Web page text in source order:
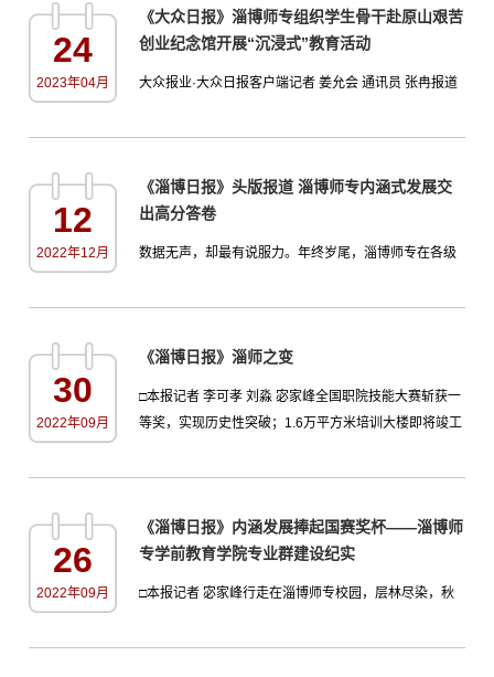
通过信任之旅、你画我猜、巧运乒乓、步步惊心、同舟
共济、反向挑战、水杯吹气、智慧答题等活动，拉开了
2023年5·25心理健康活动月的序幕。通过内容丰富、形
24
2023年04月
《大众日报》淄博师专组织学生骨干赴原山艰苦
创业纪念馆开展“沉浸式”教育活动
大众报业·大众日报客户端记者 姜允会 通讯员 张冉报道
精神，4月8日，淄博师范高等专科学校组织学生代表赴
教育活动的有网络思政教育品牌“易班”学生工作站学生干
部，2022级班级心理委员、以及学生代表等，共175
12
2022年12月
《淄博日报》头版报道 淄博师专内涵式发展交
出高分答卷
​数据无声，却最有说服力。年终岁尾，淄博师专在各级
量的新突破，为学校内涵式发展交出高分答卷。在全国
级二等奖1项，获一等奖的数量位列全省高职高专院校第
一位。数学建模竞赛是首批列入“高校学科竞赛排行榜”的
竞赛之一。在全国职业院校早期教育专业保教技能竞赛
30
2022年09月
《淄博日报》淄师之变
□本报记者 李可孝 刘淼 宓家峰全国职院技能大赛斩获一
等奖，实现历史性突破；1.6万平方米培训大楼即将竣工
幼一体化幼儿园本月开园，开全市公办机构之先河；内
淄博师专迎来了又一个沉甸甸的“丰收季”。作为本市唯一
师范类高校，淄博师专的发展一直引人关注。盘点近三
年发生的...
26
2022年09月
《淄博日报》内涵发展捧起国赛奖杯——淄博师
专学前教育学院专业群建设纪实
□本报记者 宓家峰行走在淄博师专校园，层林尽染，秋
认真地授课，讲台下同学们目不斜视，认真听着课，仔